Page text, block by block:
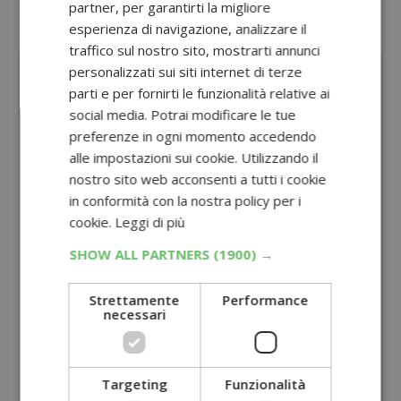
Sponsorizzato:
partner, per garantirti la migliore
esperienza di navigazione, analizzare il
traffico sul nostro sito, mostrarti annunci
personalizzati sui siti internet di terze
parti e per fornirti le funzionalità relative ai
social media. Potrai modificare le tue
preferenze in ogni momento accedendo
alle impostazioni sui cookie. Utilizzando il
nostro sito web acconsenti a tutti i cookie
in conformità con la nostra policy per i
cookie. Leggi di più
SHOW ALL PARTNERS (1900) →
Strettamente
necessari
Performance
Targeting Funzionalità